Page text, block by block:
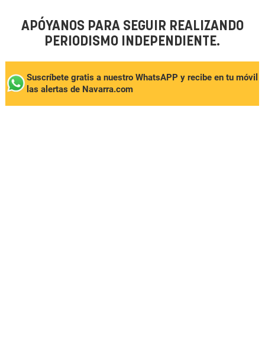
APÓYANOS PARA SEGUIR REALIZANDO
PERIODISMO INDEPENDIENTE.
Suscríbete gratis a nuestro WhatsAPP y recibe en tu móvil
las alertas de Navarra.com